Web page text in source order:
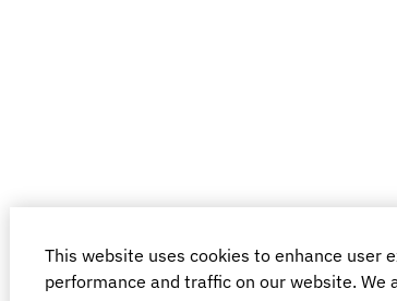
This website uses cookies to enhance user
performance and traffic on our website. We